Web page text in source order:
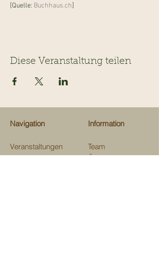
[Quelle: Buchhaus.ch]
Diese Veranstaltung teilen
Navigation
Veranstaltungen
Ausflugsziele
Information
Team
Über uns